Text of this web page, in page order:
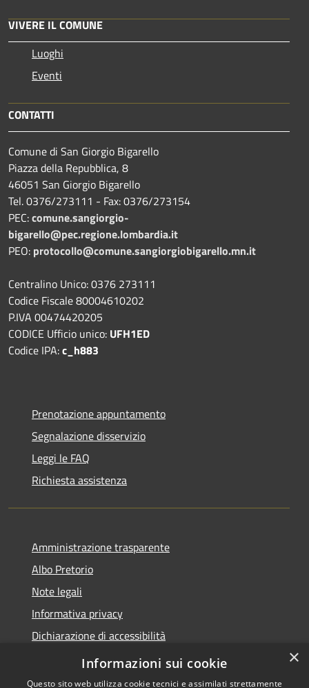
VIVERE IL COMUNE
Luoghi
Eventi
CONTATTI
Comune di San Giorgio Bigarello
Piazza della Repubblica, 8
46051 San Giorgio Bigarello
Tel. 0376/273111 - Fax: 0376/273154
PEC:comune.sangiorgio-
bigarello@pec.regione.lombardia.it
PEO: protocollo@comune.sangiorgiobigarello.mn.it
Centralino Unico: 0376 273111
Codice Fiscale 80004610202
P.IVA 00474420205
CODICE Ufficio unico: UFH1ED
Codice IPA:c_h883
Prenotazione appuntamento
Segnalazione disservizio
Leggi le FAQ
Richiesta assistenza
Amministrazione trasparente
Albo Pretorio
Note legali
Informativa privacy
Dichiarazione di accessibilità
Obiettivi di accessibilità
×
Informazioni sui cookie
Questo sito web utilizza cookie tecnici e assimilati strettamente